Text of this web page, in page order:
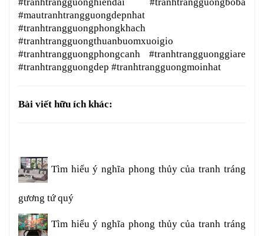
#mautranhtrangguongdepnhat
#tranhtrangguongphongkhach
#tranhtrangguongthuanbuomxuoigio
#tranhtrangguongphongcanh #tranhtrangguonggiare
#tranhtrangguongdep #tranhtrangguongmoinhat
Bài viết hữu ích khác:
Tìm hiểu ý nghĩa phong thủy của tranh tráng
gương tứ quý
Tìm hiểu ý nghĩa phong thủy của tranh tráng